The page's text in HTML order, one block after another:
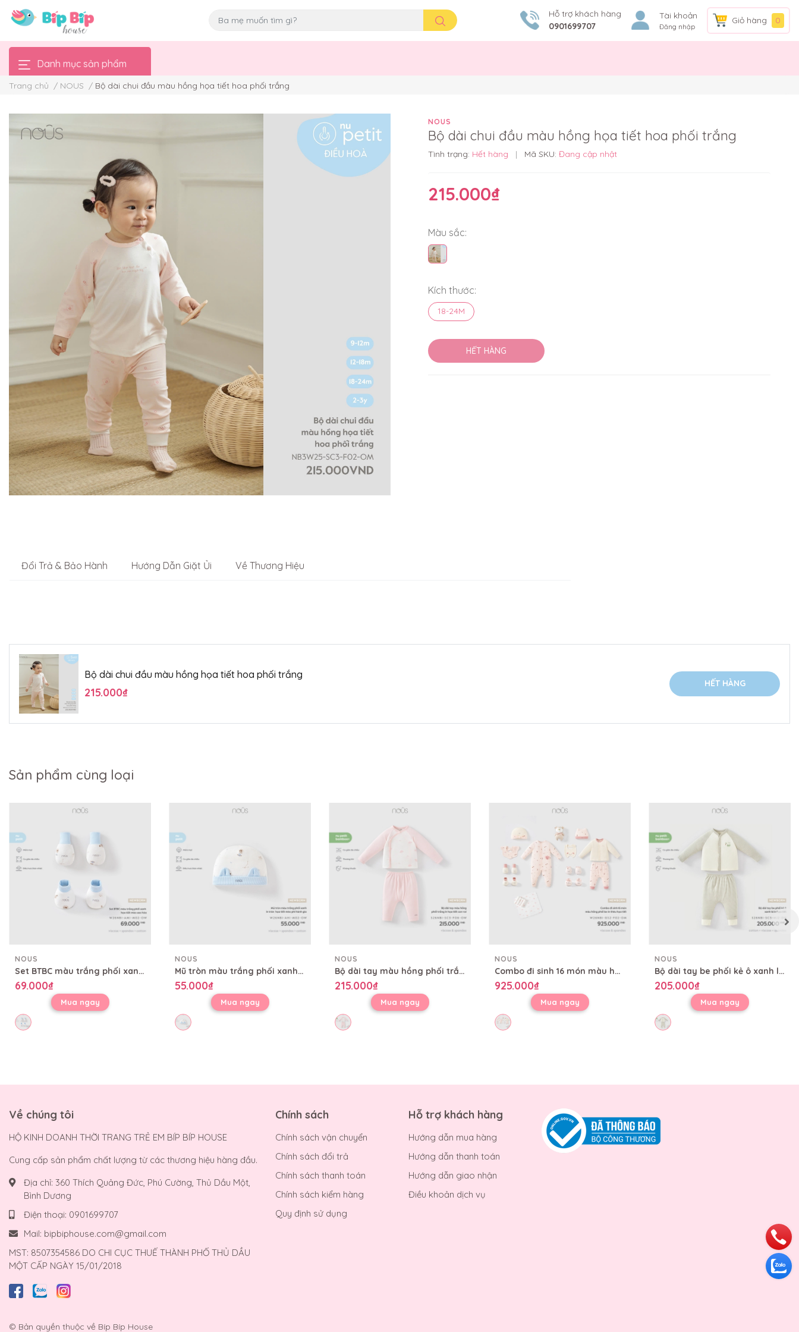
Hỗ trợ khách hàng
0901699707
Tài khoản
Đăng nhập
Giỏ hàng 0
Danh mục sản phẩm
Trang chủ / NOUS / Bộ dài chui đầu màu hồng họa tiết hoa phối trắng
NOUS
Bộ dài chui đầu màu hồng họa tiết hoa phối trắng
Tình trạng: Hết hàng | Mã SKU: Đang cập nhật
215.000₫
Màu sắc:
Kích thước:
18-24M
HẾT HÀNG
Đổi Trả & Bảo Hành Hướng Dẫn Giặt Ủi Về Thương Hiệu
Bộ dài chui đầu màu hồng họa tiết hoa phối trắng
215.000₫
HẾT HÀNG
Sản phẩm cùng loại
NOUS
Set BTBC màu trắng phối xanh họa tiết mèo sao hỏa
69.000₫
Mua ngay
NOUS
Mũ tròn màu trắng phối xanh in tràn họa tiết mèo phi hành gia
55.000₫
Mua ngay
NOUS
Bộ dài tay màu hồng phối trắng in họa tiết con voi
215.000₫
Mua ngay
NOUS
Combo đi sinh 16 món màu hồng phối be in thêu họa tiết
925.000₫
Mua ngay
NOUS
Bộ dài tay be phối kẻ ô xanh lá in họa tiết
205.000₫
Mua ngay
Về chúng tôi
HỘ KINH DOANH THỜI TRANG TRẺ EM BÍP BÍP HOUSE
Cung cấp sản phẩm chất lượng từ các thương hiệu hàng đầu.
Địa chỉ: 360 Thích Quảng Đức, Phú Cường, Thủ Dầu Một,
Bình Dương
Điện thoại: 0901699707
Mail: bipbiphouse.com@gmail.com
MST: 8507354586 DO CHI CỤC THUẾ THÀNH PHỐ THỦ DẦU
MỘT CẤP NGÀY 15/01/2018
Chính sách
Chính sách vận chuyển
Chính sách đổi trả
Chính sách thanh toán
Chính sách kiểm hàng
Quy định sử dụng
Hỗ trợ khách hàng
Hướng dẫn mua hàng
Hướng dẫn thanh toán
Hướng dẫn giao nhận
Điều khoản dịch vụ
© Bản quyền thuộc về Bíp Bíp House